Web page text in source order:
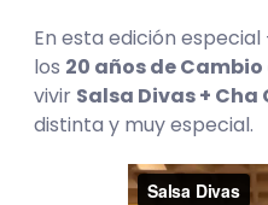
En esta edición
los 20 años de Cambio
vivir Salsa Divas + Cha
distinta y muy especial.